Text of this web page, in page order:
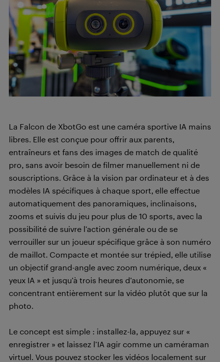
La Falcon de XbotGo est une caméra sportive IA mains
libres. Elle est conçue pour offrir aux parents,
entraîneurs et fans des images de match de qualité
pro, sans avoir besoin de filmer manuellement ni de
souscriptions. Grâce à la vision par ordinateur et à des
modèles IA spécifiques à chaque sport, elle effectue
automatiquement des panoramiques, inclinaisons,
zooms et suivis du jeu pour plus de 10 sports, avec la
possibilité de suivre l’action générale ou de se
verrouiller sur un joueur spécifique grâce à son numéro
de maillot. Compacte et montée sur trépied, elle utilise
un objectif grand-angle avec zoom numérique, deux «
yeux IA » et jusqu’à trois heures d’autonomie, se
concentrant entièrement sur la vidéo plutôt que sur la
photo.
Le concept est simple : installez-la, appuyez sur «
enregistrer » et laissez l’IA agir comme un caméraman
virtuel. Vous pouvez stocker les vidéos localement sur